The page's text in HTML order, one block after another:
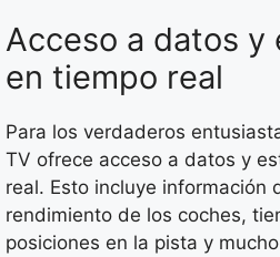
Acceso a datos y
en tiempo real
Para los verdaderos
TV ofrece acceso a datos y
real. Esto incluye información
rendimiento de los coches,
posiciones en la pista y